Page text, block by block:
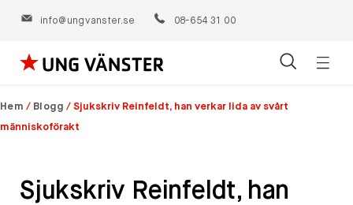
info@ungvanster.se 08-654 31 00
Hoppa
till
innehåll
Hem / Blogg /Sjukskriv Reinfeldt, han verkar lida av svårt
människoförakt
Sjukskriv Reinfeldt, han